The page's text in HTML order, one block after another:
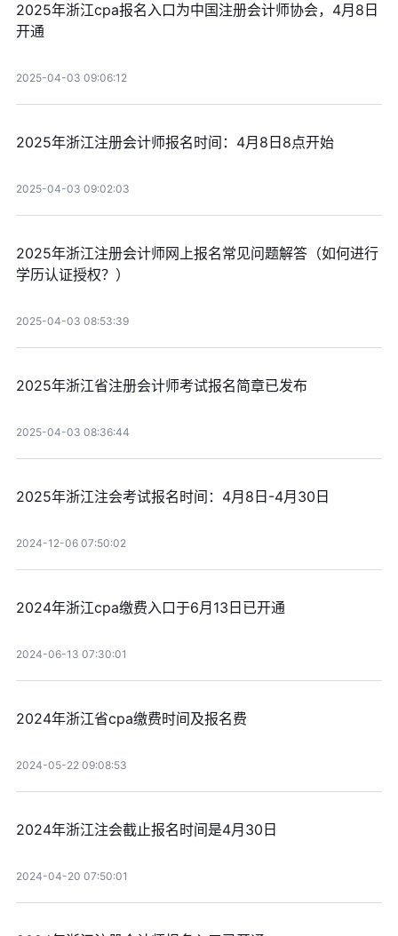
2025年浙江cpa报名入口为中国注册会计师协会，4月8日
开通
2025-04-03 09:06:12
2025年浙江注册会计师报名时间：4月8日8点开始
2025-04-03 09:02:03
2025年浙江注册会计师网上报名常见问题解答（如何进行
学历认证授权？）
2025-04-03 08:53:39
2025年浙江省注册会计师考试报名简章已发布
2025-04-03 08:36:44
2025年浙江注会考试报名时间：4月8日-4月30日
2024-12-06 07:50:02
2024年浙江cpa缴费入口于6月13日已开通
2024-06-13 07:30:01
2024年浙江省cpa缴费时间及报名费
2024-05-22 09:08:53
2024年浙江注会截止报名时间是4月30日
2024-04-20 07:50:01